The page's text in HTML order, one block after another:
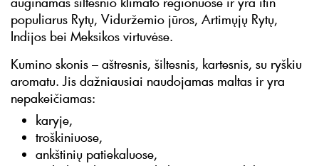
populiarus Rytų, Viduržemio jūros, Artimųjų Rytų,
Indijos bei Meksikos virtuvėse.
Kumino skonis – aštresnis, šiltesnis, kartesnis, su ryškiu
aromatu. Jis dažniausiai naudojamas maltas ir yra
nepakeičiamas:
karyje,
troškiniuose,
ankštinių patiekaluose,